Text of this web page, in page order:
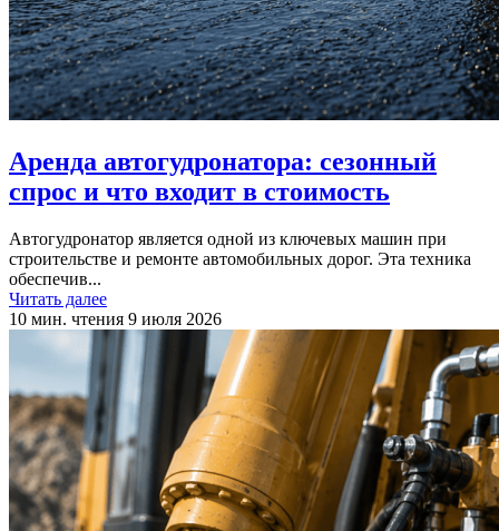
Аренда автогудронатора: сезонный
спрос и что входит в стоимость
Автогудронатор является одной из ключевых машин при
строительстве и ремонте автомобильных дорог. Эта техника
обеспечив...
Читать далее
10 мин. чтения 9 июля 2026